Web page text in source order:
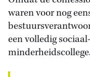
waren voor nog
een volledig